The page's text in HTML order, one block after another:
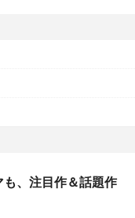
、注目作＆話題作